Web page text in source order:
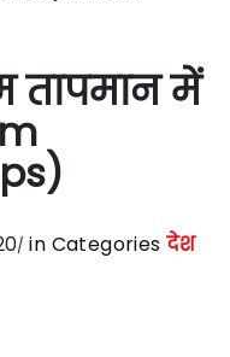
तापमान में
in Categories देश